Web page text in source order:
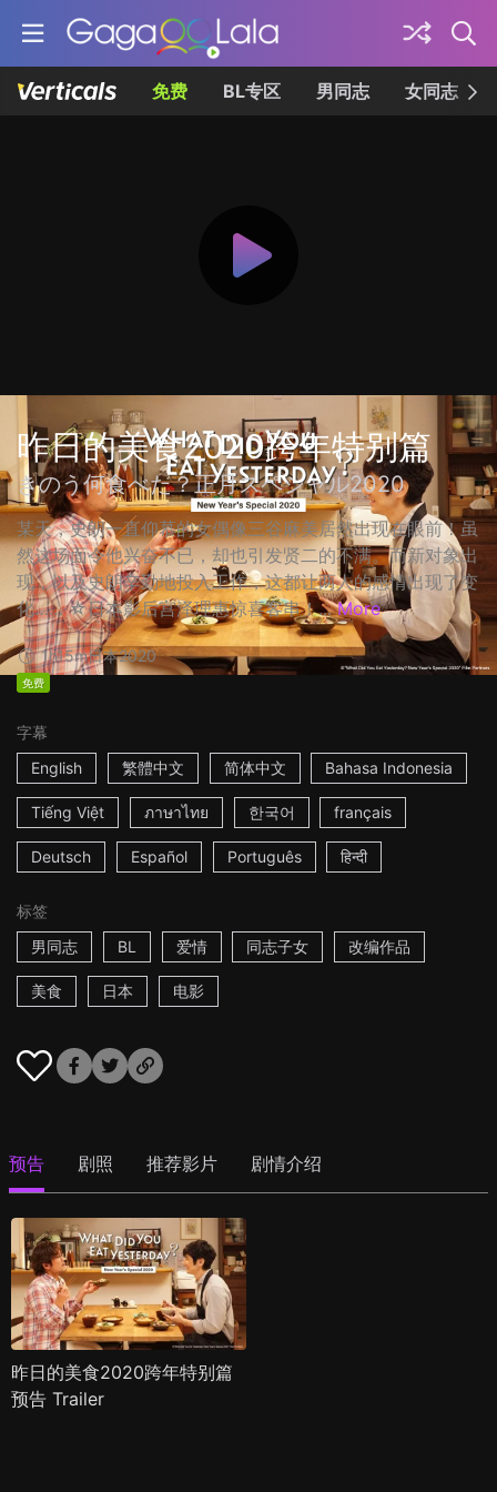
免费 BL专区 男同志 女同志
昨日的美食2020跨年特别篇
きのう何食べた？正月スペシャル2020
某天，史朗一直仰慕的女偶像三谷麻美居然出现在眼前！虽
然这场面令他兴奋不已，却也引发贤二的不满。而新对象出
现，以及史朗辛勤地投入工作，这都让两人的感情出现了变
化…… ☆日本影后宫泽理惠惊喜客串！... More
1h15m日本2020
免费
字幕
English
繁體中文 简体中文 Bahasa Indonesia
Tiếng Việt ภาษาไทย 한국어 français
Deutsch Español Português हिन्दी
标签
男同志
BL 爱情 同志子女 改编作品
美食 日本 电影
预告 剧照 推荐影片 剧情介绍
昨日的美食2020跨年特别篇
预告 Trailer